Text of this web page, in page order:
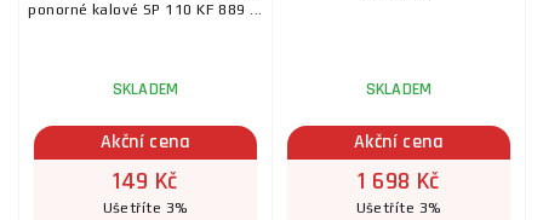
ponorné kalové SP 110 KF 889 ...
SKLADEM
Akční cena
149 Kč
Ušetříte 3%
SKLADEM
Akční cena
1 698 Kč
Ušetříte 3%